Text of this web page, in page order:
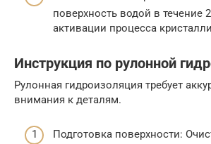
поверхность водой в течение
активации процесса
Инструкция по рулонной
Рулонная гидроизоляция требует
внимания к деталям.
Подготовка поверхности: